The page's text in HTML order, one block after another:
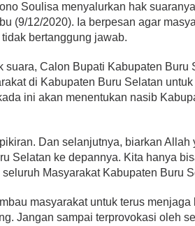
Soulisa menyalurkan hak
(9/12/2020). Ia berpesan agar
bertanggung jawab.
suara, Calon Bupati Kabupaten Buru
di Kabupaten Buru Selatan
ini akan menentukan nasib
Dan selanjutnya, biarkan
Selatan ke depannya. Kita hanya
Masyarakat Kabupaten Buru
masyarakat untuk terus
Jangan sampai terprovokasi oleh